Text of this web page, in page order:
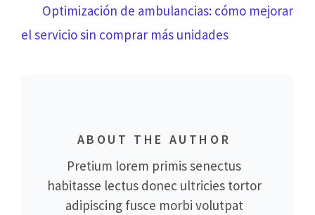
entradas
Optimización de ambulancias: cómo mejorar
el servicio sin comprar más unidades
ABOUT THE AUTHOR
Pretium lorem primis senectus
habitasse lectus donec ultricies tortor
adipiscing fusce morbi volutpat